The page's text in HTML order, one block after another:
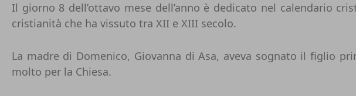
Il giorno 8 dell’ottavo mese dell’anno è dedicato nel calendario
cristianità che ha vissuto tra XII e XIII secolo.
La madre di Domenico, Giovanna di Asa, aveva sognato il figlio
molto per la Chiesa.